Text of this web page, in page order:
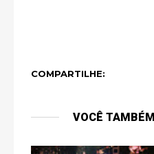
COMPARTILHE:
VOCÊ